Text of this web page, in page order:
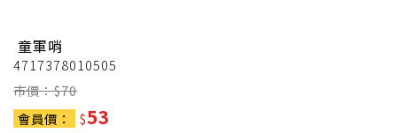
童軍哨
4717378010505
市價：$70
會員價：
$53